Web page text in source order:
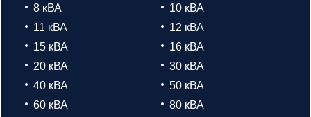
8 кВА
10 кВА
11 кВА
12 кВА
15 кВА
16 кВА
20 кВА
30 кВА
40 кВА
50 кВА
60 кВА
80 кВА